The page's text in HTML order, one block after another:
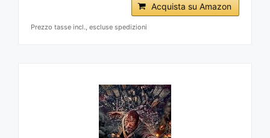
Acquista su Amazon
Prezzo tasse incl., escluse spedizioni